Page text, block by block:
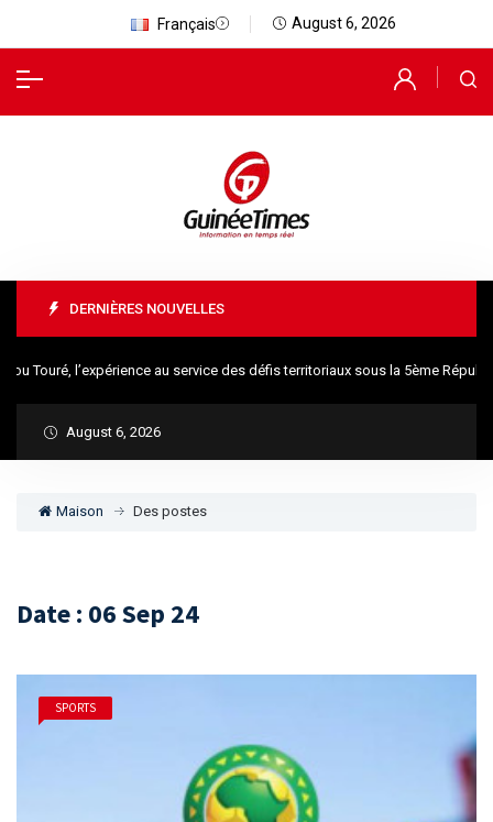
Français August 6, 2026
DERNIÈRES NOUVELLES
Touré, l’expérience au service des défis territoriaux sous la 5ème République
August 6, 2026
Maison Des postes
Date : 06 Sep 24
SPORTS